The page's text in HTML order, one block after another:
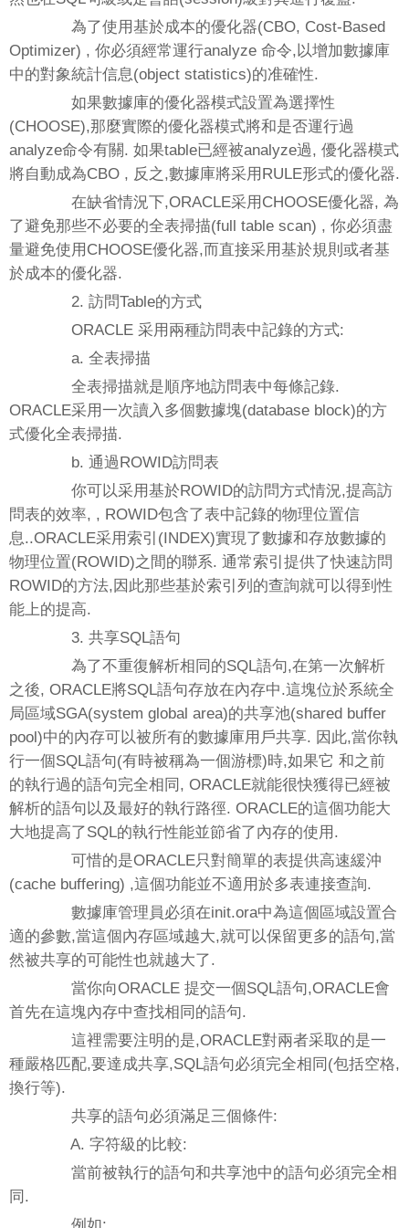
為了使用基於成本的優化器(CBO, Cost-Based
Optimizer) , 你必須經常運行analyze 命令,以增加數據庫
中的對象統計信息(object statistics)的准確性.
如果數據庫的優化器模式設置為選擇性
(CHOOSE),那麼實際的優化器模式將和是否運行過
analyze命令有關. 如果table已經被analyze過, 優化器模式
將自動成為CBO , 反之,數據庫將采用RULE形式的優化器.
在缺省情況下,ORACLE采用CHOOSE優化器, 為
了避免那些不必要的全表掃描(full table scan) , 你必須盡
量避免使用CHOOSE優化器,而直接采用基於規則或者基
於成本的優化器.
2. 訪問Table的方式
ORACLE 采用兩種訪問表中記錄的方式:
a. 全表掃描
全表掃描就是順序地訪問表中每條記錄.
ORACLE采用一次讀入多個數據塊(database block)的方
式優化全表掃描.
b. 通過ROWID訪問表
你可以采用基於ROWID的訪問方式情況,提高訪
問表的效率, , ROWID包含了表中記錄的物理位置信
息..ORACLE采用索引(INDEX)實現了數據和存放數據的
物理位置(ROWID)之間的聯系. 通常索引提供了快速訪問
ROWID的方法,因此那些基於索引列的查詢就可以得到性
能上的提高.
3. 共享SQL語句
為了不重復解析相同的SQL語句,在第一次解析
之後, ORACLE將SQL語句存放在內存中.這塊位於系統全
局區域SGA(system global area)的共享池(shared buffer
pool)中的內存可以被所有的數據庫用戶共享. 因此,當你執
行一個SQL語句(有時被稱為一個游標)時,如果它 和之前
的執行過的語句完全相同, ORACLE就能很快獲得已經被
解析的語句以及最好的執行路徑. ORACLE的這個功能大
大地提高了SQL的執行性能並節省了內存的使用.
可惜的是ORACLE只對簡單的表提供高速緩沖
(cache buffering) ,這個功能並不適用於多表連接查詢.
數據庫管理員必須在init.ora中為這個區域設置合
適的參數,當這個內存區域越大,就可以保留更多的語句,當
然被共享的可能性也就越大了.
當你向ORACLE 提交一個SQL語句,ORACLE會
首先在這塊內存中查找相同的語句.
這裡需要注明的是,ORACLE對兩者采取的是一
種嚴格匹配,要達成共享,SQL語句必須完全相同(包括空格,
換行等).
共享的語句必須滿足三個條件:
A. 字符級的比較:
當前被執行的語句和共享池中的語句必須完全相
同.